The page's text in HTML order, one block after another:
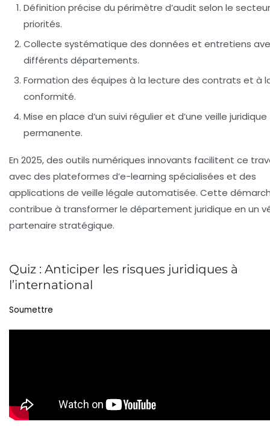
Définition précise du périmètre d’audit selon le
priorités.
Collecte systématique des données et entretiens
différents départements.
Formation des équipes à la lecture des contrats et à
conformité.
Mise en place d’un suivi régulier et d’une veille juridique
permanente.
En 2025, des outils numériques innovants facilitent ce
avec des plateformes d’e-learning spécialisées et des
applications de veille légale automatisée. Cette
contribue à transformer le département juridique en un
partenaire stratégique.
Quiz : Anticiper les risques juridiques à
l’international
Soumettre